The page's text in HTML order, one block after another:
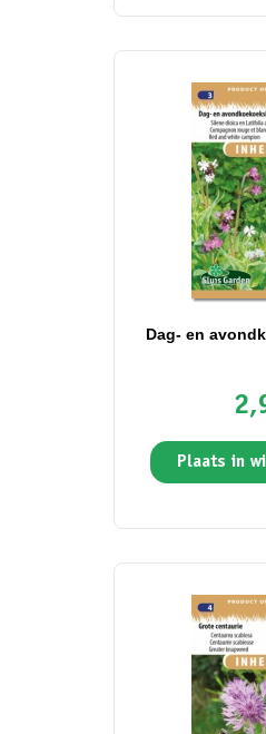
Dag- en
Plaats in